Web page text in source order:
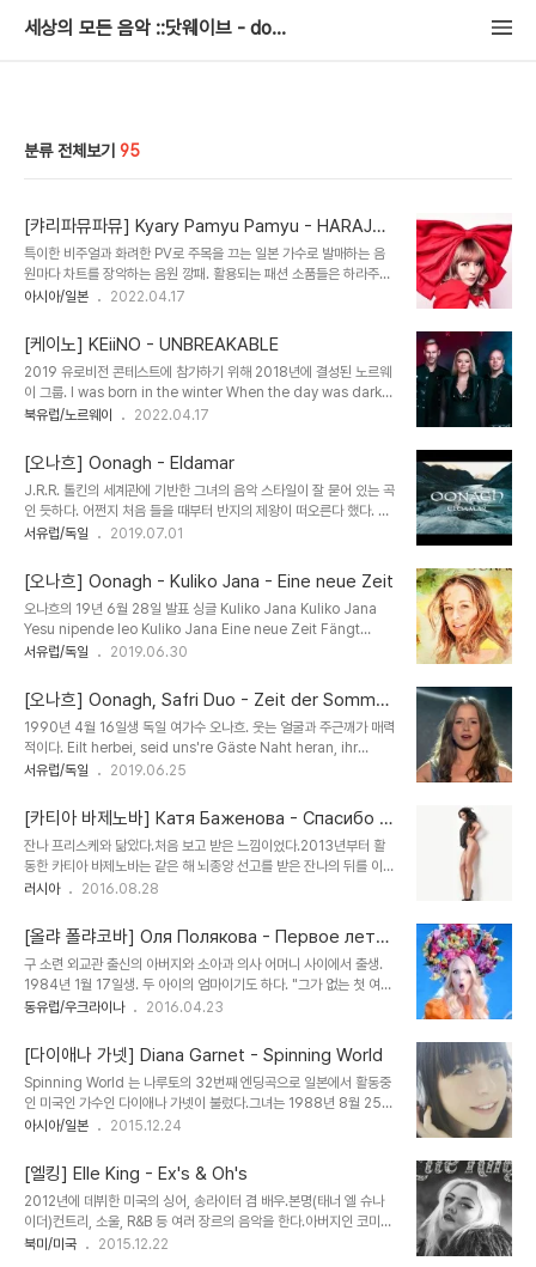
세상의 모든 음악 ::닷웨이브 - dotwav.net
분류 전체보기 95
[캬리파뮤파뮤] Kyary Pamyu Pamyu - HARAJUK
U IYAHOI(きゃりーぱみゅぱみゅ - 原宿いやほ
い)
특이한 비주얼과 화려한 PV로 주목을 끄는 일본 가수로 발매하는 음
원마다 차트를 장악하는 음원 깡패. 활용되는 패션 소품들은 하라주쿠
길거리에서 1~2천엔 정도에 살 수 있는 소소한 것들이며 대부분 직접
에 관심이 많았다고 한다. 이 노래는 자신의 출신 지역인 하라주쿠를
주제로 노래한 곡으로 데뷔 7년차 즈음에 발표된 곡. 캬리의 백댄서
팀인 캬리키즈가 점차 인기를 얻으며 덴뿌라키즈라는 이름의 별도 유
닛으로 활동을 하고 있으며 다른 아티스트에게도 안무 제공을 하기도
한다. あー 刺激求めて ランランとしたくて 曇りかけた空じゃ
SHOW オトナには気付けない砦 シャイになら もう成り飽き
た 踊ろう ハイにな..
아시아/일본 2022.04.17
[케이노] KEiiNO - UNBREAKABLE
2019 유로비전 콘테스트에 참가하기 위해 2018년에 결성된 노르웨
이 그룹. I was born in the winter When the day was dark
as the night Pale blue lips of the morning 'Cause the
summer When he told me not to be shy I kissed him
down by the river And I left him down there to die
'Cause my mother told me Girl, to make someone like
you Someone stronger than the ice That kings w..
북유럽/노르웨이 2022.04.17
[오나흐] Oonagh - Eldamar
J.R.R. 톨킨의 세계관에 기반한 그녀의 음악 스타일이 잘 묻어 있는 곡
인 듯하다. 어쩐지 처음 들을 때부터 반지의 제왕이 떠오른다 했다. 실
제 가사 중에 엘프어(퀘냐 Quenya:톨킨이 개발한 인공어.)로 부르는
프어. 이 곡의 제목 역시 엘프어로 "elven home(엘프의 집)"이라는
뜻이라고 한다. Eldamar Eine Stimme spricht Eine
Sehnsucht wächst Von der Nacht berührt Und vom
Mond geweckt Die Erinnerung An ein fernes Glück
Hinterm Horizont Führt der Weg zurück Naira ëar, naira
서유럽/독일 2019.07.01
[오나흐] Oonagh - Kuliko Jana - Eine neue Zeit
오나흐의 19년 6월 28일 발표 싱글 Kuliko Jana Kuliko Jana
Yesu nipende leo Kuliko Jana Eine neue Zeit Fängt
gerade erst an und ich kann sie schon seh'n Wie im
Und es ist ganz egal wohin der Wind mich trägt Ich bin
dafür bereit Mach' die Augen zu und komme bei mir an
Ich fühl' mich federleicht Kuliko Jana Kuliko Jana Yesu
nipende leo Kuliko Jana Kuliko Ja..
서유럽/독일 2019.06.30
[오나흐] Oonagh, Safri Duo - Zeit der Sommer
nächte
1990년 4월 16일생 독일 여가수 오나흐. 웃는 얼굴과 주근깨가 매력
적이다. Eilt herbei, seid uns're Gäste Naht heran, ihr
Feenvolk Ewig tanzt auf uns'rem Feste Ewig weilt an
ist die Zeit der Melodie Ea, Ea, echuio Ondolindë
(Erwache, Ondolindë) Ea, Ea, meren na Gondolin
(Festlich ist Gondolin) Ea, Ea, echuio Ondolindë
(Erwache, Ondolindë) Ea, Ea, meren na Gondolin
(Festlic..
서유럽/독일 2019.06.25
[카티아 바제노바] Катя Баженова - Спасибо т
ебе, лето!
잔나 프리스케와 닮았다.처음 보고 받은 느낌이었다.2013년부터 활
동한 카티아 바제노바는 같은 해 뇌종양 선고를 받은 잔나의 뒤를 이을
목적으로 전략적으로 데뷔한 듯하다.외모나 노래 모두 잔나를 보는 듯
영장이 배경인 점이나테니스 라켓을 들고 있는 장면 등 모두 잔나를 모
방한다는 느낌이 물씬 풍긴다.러시아는 여름이 짧아서 그런지 이 곡이
나 잔나의 "Где-то лето" 이나 여름을 노래하고 심지어 감사하다
고까지 한다.잔나의 인기에 묻어 가려는 이미지 덕분에 그리 큰 인기는
못 얻었는지 러시아어로 된 프로필조차 찾기가 힘들었다.89~92년
Russian L..
러시아 2016.08.28
[올랴 폴랴코바] Оля Полякова - Первое лето
без Него
구 소련 외교관 출신의 아버지와 소아과 의사 어머니 사이에서 출생.
1984년 1월 17일생. 두 아이의 엄마이기도 하다. "그가 없는 첫 여
름"이라는 슬플 듯한 제목과는 다소 어울리지 않는 코믹한 (병맛스럽
가사 Он умел красиво говорить. Только не спешил
кольцо дарить. Надоело ждать, время истекло. Я
встречаю первое лето. Лето, лето, без него! Первое
лето без него. Оказалось очень даже ничего. Первое
лето без тебя. Лучший твой подарок для меня. П..
동유럽/우크라이나 2016.04.23
[다이애나 가넷] Diana Garnet - Spinning World
Spinning World 는 나루토의 32번째 엔딩곡으로 일본에서 활동중
인 미국인 가수인 다이애나 가넷이 불렀다.그녀는 1988년 8월 25일
워싱턴 DC에서 출생한 100% 미국인이지만어렸을 때 애니 오타쿠
학교에서 영어 및 회화 교사 및 강사를 하면서 데뷔를 준비하다가
2013년에 데뷔하였다. Lyrics Romaji Nando
tatakitsukerarete moAkiramerareru wake nado wanaku
genten kaikiGenjitsu to wa baibai shite mukashi mitai ni
waiwai shitai keredoSou mo ikanai nara kirihiraite mirya
아시아/일본 2015.12.24
[엘킹] Elle King - Ex's & Oh's
2012년에 데뷔한 미국의 싱어, 송라이터 겸 배우.본명(태너 엘 슈나
이더)컨트리, 소울, R&B 등 여러 장르의 음악을 한다.아버지인 코미디
언 겸 영화배우 롭 슈나이더와 모델인 어머니 런던 킹 사이에서 1989
북미/미국 2015.12.22